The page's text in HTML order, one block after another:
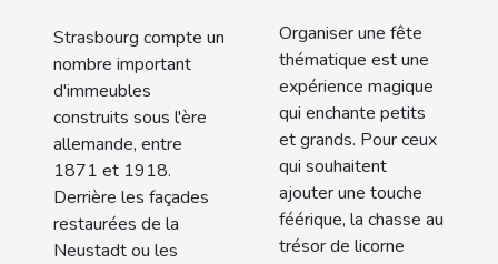
des
canalisations
par caméra
à Strasbourg
!
Strasbourg compte un
nombre important
d'immeubles
construits sous l'ère
allemande, entre
1871 et 1918.
Derrière les façades
restaurées de la
Neustadt ou les
chasse au
trésor de
licorne
Organiser une fête
thématique est une
expérience magique
qui enchante petits
et grands. Pour ceux
qui souhaitent
ajouter une touche
féérique, la chasse au
trésor de licorne